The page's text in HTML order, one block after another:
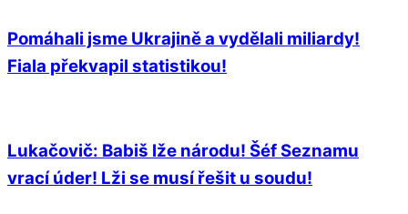
Pomáhali jsme Ukrajině a vydělali miliardy!
Fiala překvapil statistikou!
Lukačovič: Babiš lže národu! Šéf Seznamu
vrací úder! Lži se musí řešit u soudu!